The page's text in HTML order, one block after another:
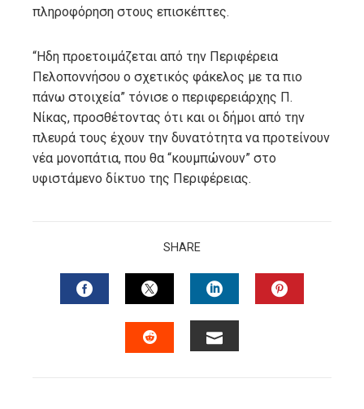
πληροφόρηση στους επισκέπτες.
“Ηδη προετοιμάζεται από την Περιφέρεια
Πελοποννήσου ο σχετικός φάκελος με τα πιο
πάνω στοιχεία” τόνισε ο περιφερειάρχης Π.
Νίκας, προσθέτοντας ότι και οι δήμοι από την
πλευρά τους έχουν την δυνατότητα να προτείνουν
νέα μονοπάτια, που θα “κουμπώνουν” στο
υφιστάμενο δίκτυο της Περιφέρειας.
SHARE
FACEBOOKTWITTERLINKEDIN